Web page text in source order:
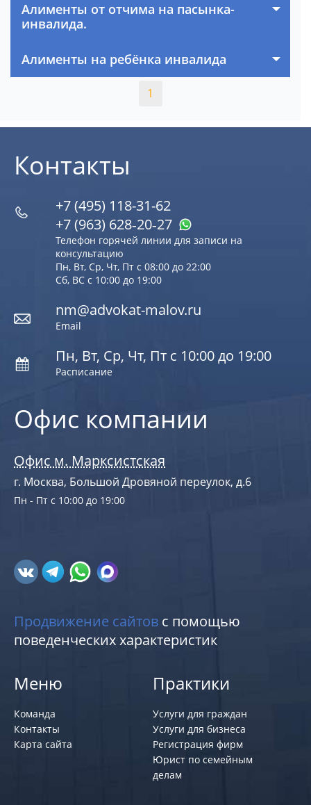
Алименты от отчима на пасынка-
инвалида.
Алименты на ребёнка инвалида
1
Офис компании
Офис м. Марксистская
г. Москва, Большой Дровяной переулок, д.6
Пн - Пт с 10:00 до 19:00
Контакты
+7 (495) 118-31-62
+7 (963) 628‑20‑27
Телефон горячей линии для записи на
консультацию
Пн, Вт, Ср, Чт, Пт с 08:00 до 22:00
Сб, ВС с 10:00 до 19:00
nm@advokat-malov.ru
Email
Пн, Вт, Ср, Чт, Пт с 10:00 до 19:00
Расписание
Продвижение сайтов с помощью
поведенческих характеристик
Меню
Команда
Контакты
Карта сайта
Практики
Услуги для граждан
Услуги для бизнеса
Регистрация фирм
Юрист по семейным
делам